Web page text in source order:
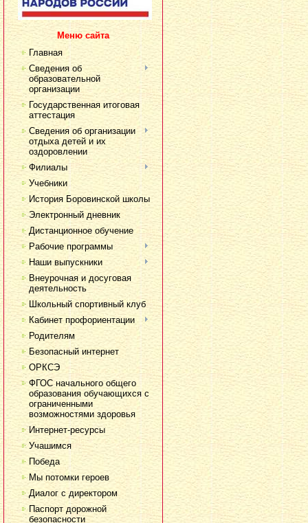
Меню сайта
Главная
Сведения об
образовательной
организации
Государственная итоговая
аттестация
Сведения об организации
отдыха детей и их
оздоровлении
Филиалы
Учебники
История Боровинской школы
Электронный дневник
Дистанционное обучение
Рабочие программы
Наши выпускники
Внеурочная и досуговая
деятельность
Школьный спортивный клуб
Кабинет профориентации
Родителям
Безопасный интернет
ОРКСЭ
ФГОС начального общего
образования обучающихся с
ограниченными
возможностями здоровья
Интернет-ресурсы
Учашимся
Победа
Мы потомки героев
Диалог с директором
Паспорт дорожной
безопасности